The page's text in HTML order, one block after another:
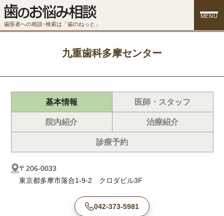
歯医者への相談･検索は「歯のねっと」
MENU
九重歯科多摩センター
基本情報 医師・スタッフ
院内紹介 治療紹介
診療予約
〒206-0033
東京都多摩市落合1-9-2 クロダビル3F
042-373-5981